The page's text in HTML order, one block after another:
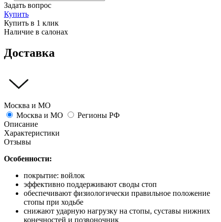
Задать вопрос
Купить
Купить в 1 клик
Наличие в салонах
Доставка
Москва и МО
Москва и МО
Регионы РФ
Описание
Характеристики
Отзывы
Особенности:
покрытие: войлок
эффективно поддерживают своды стоп
обеспечивают физиологически правильное положение
стопы при ходьбе
снижают ударную нагрузку на стопы, суставы нижних
конечностей и позвоночник